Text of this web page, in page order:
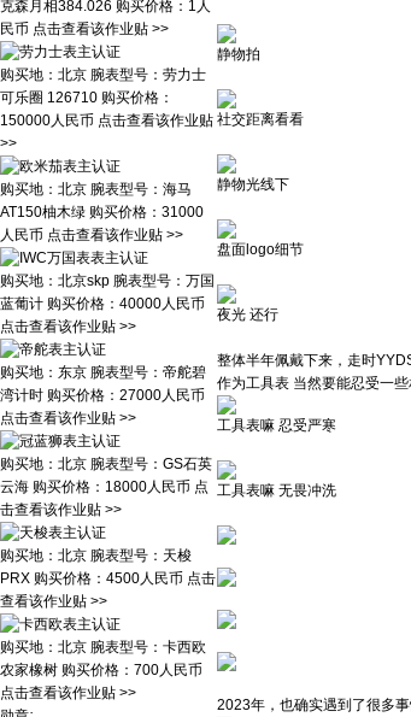
克森月相384.026 购买价格： 1人
民币 点击查看该作业贴 >>
购买地： 北京 腕表型号： 劳力士
可乐圈 126710 购买价格：
150000人民币 点击查看该作业贴
>>
购买地： 北京 腕表型号： 海马
AT150柚木绿 购买价格： 31000
人民币 点击查看该作业贴 >>
购买地： 北京skp 腕表型号： 万国
蓝葡计 购买价格： 40000人民币
点击查看该作业贴 >>
购买地： 东京 腕表型号： 帝舵碧
湾计时 购买价格： 27000人民币
点击查看该作业贴 >>
购买地： 北京 腕表型号： GS石英
云海 购买价格： 18000人民币 点
击查看该作业贴 >>
购买地： 北京 腕表型号： 天梭
PRX 购买价格： 4500人民币 点击
查看该作业贴 >>
购买地： 北京 腕表型号： 卡西欧
农家橡树 购买价格： 700人民币
点击查看该作业贴 >>
静物拍
社交距离看看
静物光线下
盘面logo细节
夜光 还行
整体半年佩戴下来，走时
作为工具表 当然要能忍受一
工具表嘛 忍受严寒
工具表嘛 无畏冲洗
2023年，也确实遇到了很多